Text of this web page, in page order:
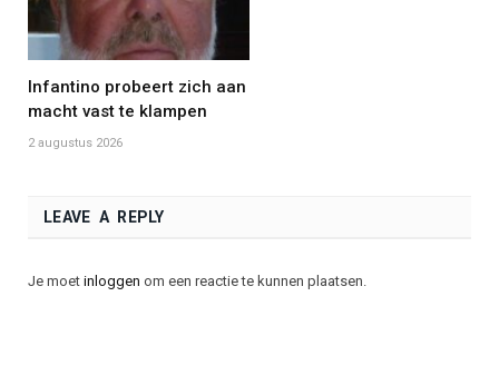
Infantino probeert zich aan
macht vast te klampen
2 augustus 2026
LEAVE A REPLY
Je moet inloggen om een reactie te kunnen plaatsen.